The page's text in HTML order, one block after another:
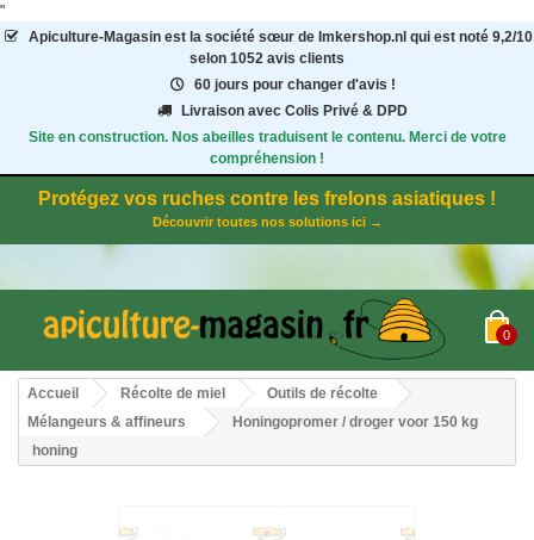
"
Apiculture-Magasinest la société sœur de Imkershop.nl qui est noté 9,2/10
selon 1052 avis clients
60 jours pour changer d'avis !
Livraison avec Colis Privé & DPD
Site en construction. Nos abeilles traduisent le contenu. Merci de votre
compréhension !
Protégez vos ruches contre les frelons asiatiques !
Découvrir toutes nos solutions ici →
0
Accueil Récolte de miel
Outils de récolte
Mélangeurs & affineurs
Honingopromer / droger voor 150 kg
honing